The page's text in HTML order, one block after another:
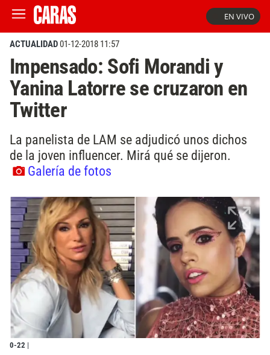
EN VIVO
ACTUALIDAD01-12-2018 11:57
Impensado: Sofi Morandi y
Yanina Latorre se cruzaron en
Twitter
La panelista de LAM se adjudicó unos dichos
de la joven influencer. Mirá qué se dijeron.
Galería de fotos
0-22 |